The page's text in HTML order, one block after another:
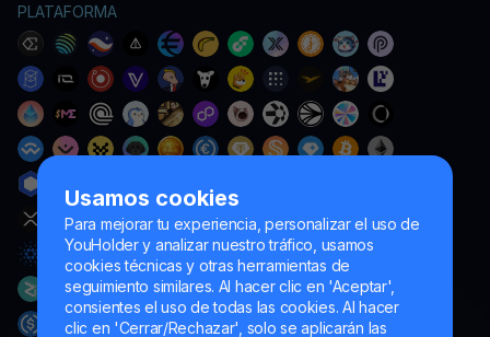
Usamos cookies
Para mejorar tu experiencia, personalizar el uso de
YouHolder y analizar nuestro tráfico, usamos
cookies técnicas y otras herramientas de
seguimiento similares. Al hacer clic en 'Aceptar',
consientes el uso de todas las cookies. Al hacer
clic en 'Cerrar/Rechazar', solo se aplicarán las
PLATAFORMA